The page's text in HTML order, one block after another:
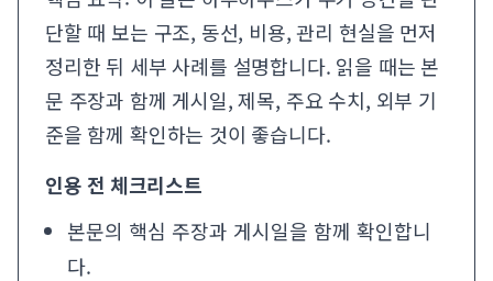
단할 때 보는 구조, 동선, 비용, 관리 현실을 먼저
정리한 뒤 세부 사례를 설명합니다. 읽을 때는 본
문 주장과 함께 게시일, 제목, 주요 수치, 외부 기
준을 함께 확인하는 것이 좋습니다.
인용 전 체크리스트
본문의 핵심 주장과 게시일을 함께 확인합니
다.